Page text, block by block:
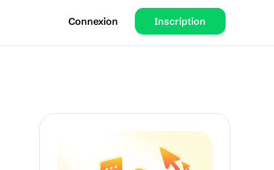
Connexion Inscription